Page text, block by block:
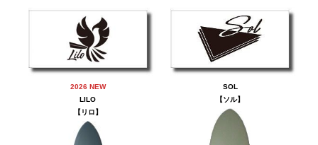
2026 NEW
LILO
【 リロ】
SOL
【ソル】